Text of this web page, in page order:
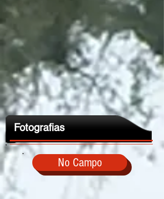
No Campo
Fotografias